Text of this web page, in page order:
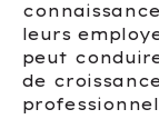
leurs
peut
de